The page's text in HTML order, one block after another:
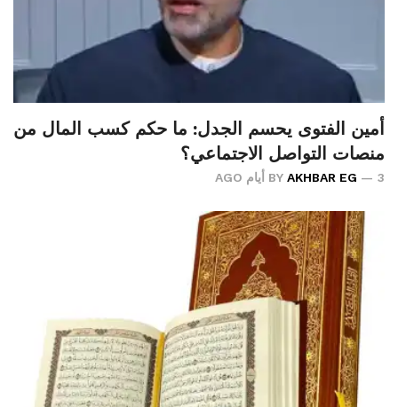
أمين الفتوى يحسم الجدل: ما حكم كسب المال من
منصات التواصل الاجتماعي؟
BY AKHBAR EG 3 أيام AGO